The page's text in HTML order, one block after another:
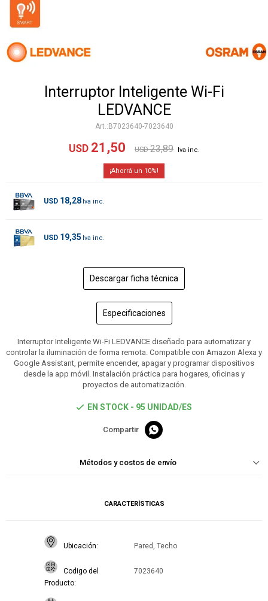
Interruptor Inteligente Wi-Fi
LEDVANCE
B7023640-7023640
USD 21,50 USD 23,89
10
USD 18,28
USD 19,35
Descargar ficha técnica
Especificaciones
Interruptor Inteligente Wi-Fi LEDVANCE diseñado para automatizar y
controlar la iluminación de forma remota. Compatible con Amazon Alexa y
Google Assistant, permite encender, apagar y programar dispositivos
desde la app móvil. Instalación práctica para hogares, oficinas y
proyectos de automatización.
EN STOCK - 95 UNIDAD/ES

Métodos y costos de envío
CARACTERÍSTICAS
Ubicación Pared, Techo
Codigo del
Producto
7023640